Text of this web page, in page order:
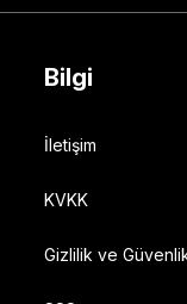
Bilgi
İletişim
KVKK
Gizlilik ve